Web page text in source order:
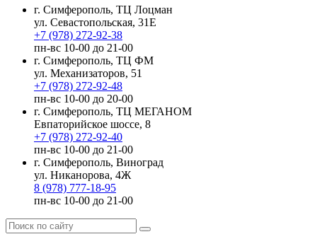
г. Симферополь, ТЦ Лоцман
ул. Севастопольская, 31Е
+7 (978) 272-92-38
пн-вс 10-00 до 21-00
г. Симферополь, ТЦ ФМ
ул. Механизаторов, 51
+7 (978) 272-92-48
пн-вс 10-00 до 20-00
г. Симферополь, ТЦ МЕГАНОМ
Евпаторийское шоссе, 8
+7 (978) 272-92-40
пн-вс 10-00 до 21-00
г. Симферополь, Виноград
ул. Никанорова, 4Ж
8 (978) 777-18-95
пн-вс 10-00 до 21-00